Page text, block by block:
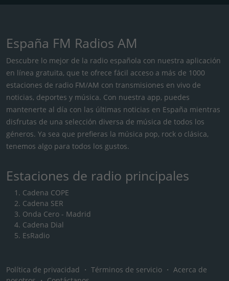
España FM Radios AM
Descubre lo mejor de la radio española con nuestra aplicación
en línea gratuita, que te ofrece fácil acceso a más de 1000
estaciones de radio FM/AM con transmisiones en vivo de
noticias, deportes y música. Con nuestra app, puedes
mantenerte al día con las últimas noticias en España mientras
disfrutas de una selección diversa de música de todos los
géneros. Ya sea que prefieras la música pop, rock o clásica,
tenemos algo para todos los gustos.
Estaciones de radio principales
Cadena COPE
Cadena SER
Onda Cero - Madrid
Cadena Dial
EsRadio
Política de privacidad ・ Términos de servicio ・ Acerca de